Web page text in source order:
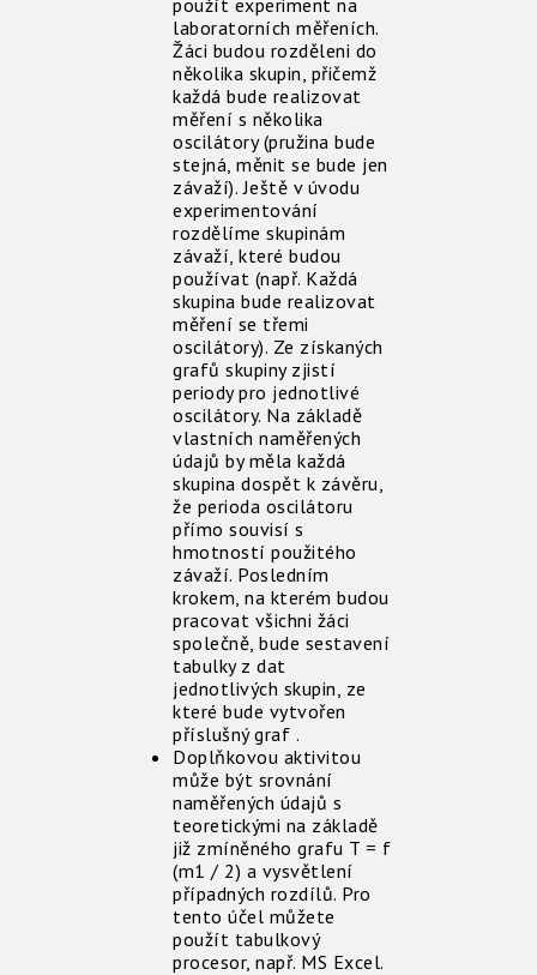
použít experiment na
laboratorních měřeních.
Žáci budou rozděleni do
několika skupin, přičemž
každá bude realizovat
měření s několika
oscilátory (pružina bude
stejná, měnit se bude jen
závaží). Ještě v úvodu
experimentování
rozdělíme skupinám
závaží, které budou
používat (např. Každá
skupina bude realizovat
měření se třemi
oscilátory). Ze získaných
grafů skupiny zjistí
periody pro jednotlivé
oscilátory. Na základě
vlastních naměřených
údajů by měla každá
skupina dospět k závěru,
že perioda oscilátoru
přímo souvisí s
hmotností použitého
závaží. Posledním
krokem, na kterém budou
pracovat všichni žáci
společně, bude sestavení
tabulky z dat
jednotlivých skupin, ze
které bude vytvořen
příslušný graf .
Doplňkovou aktivitou
může být srovnání
naměřených údajů s
teoretickými na základě
již zmíněného grafu T = f
(m1 / 2) a vysvětlení
případných rozdílů. Pro
tento účel můžete
použít tabulkový
procesor, např. MS Excel.